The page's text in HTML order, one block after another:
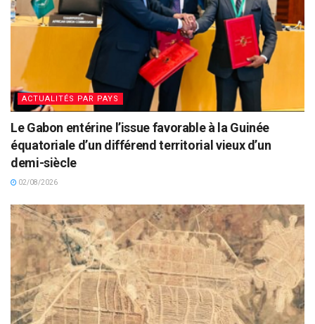
ACTUALITÉS PAR PAYS
Le Gabon entérine l’issue favorable à la Guinée
équatoriale d’un différend territorial vieux d’un
demi-siècle
02/08/2026